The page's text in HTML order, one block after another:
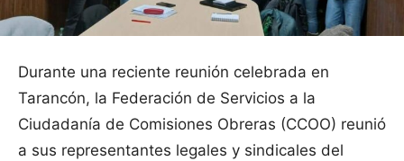
Durante una reciente reunión celebrada en
Tarancón, la Federación de Servicios a la
Ciudadanía de Comisiones Obreras (CCOO) reunió
a sus representantes legales y sindicales del